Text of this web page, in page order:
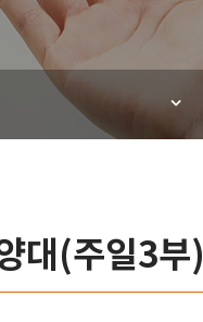
대(주일3부)